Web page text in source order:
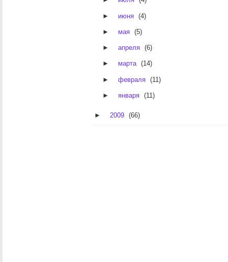
► июня (4)
► мая (5)
► апреля (6)
► марта (14)
► февраля (11)
► января (11)
► 2009 (66)